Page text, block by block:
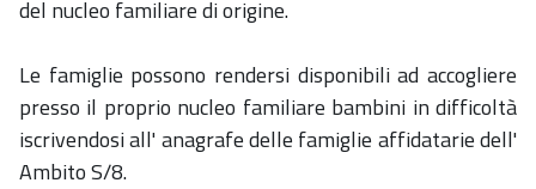
del nucleo familiare di origine.
Le famiglie possono rendersi disponibili ad accogliere
presso il proprio nucleo familiare bambini in difficoltà
iscrivendosi all' anagrafe delle famiglie affidatarie dell'
Ambito S/8.